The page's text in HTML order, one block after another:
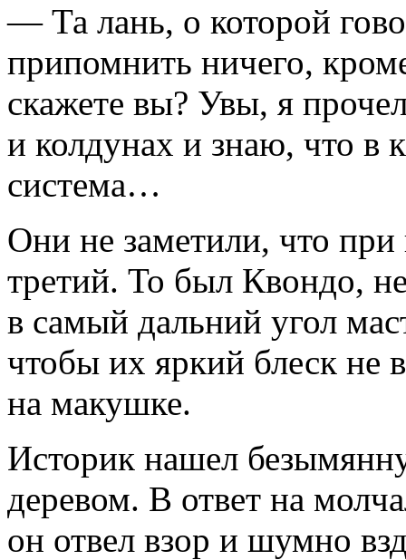
— Та лань, о которой
припомнить ничего,
скажете вы? Увы, я
и колдунах и знаю, что в
система…
Они не заметили, что при
третий. То был Квондо,
в самый дальний угол
чтобы их яркий блеск не
на макушке.
Историк нашел
деревом. В ответ на
он отвел взор и шумно